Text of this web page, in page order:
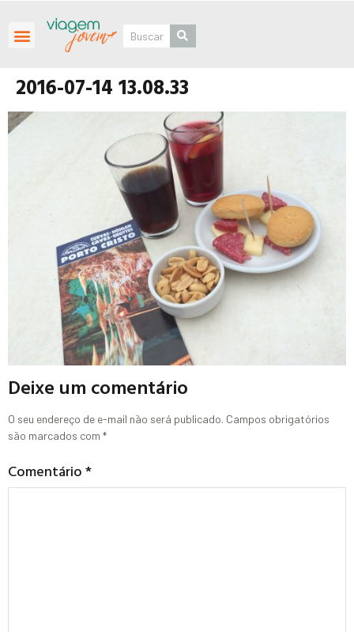
2016-07-14 13.08.33
Deixe um comentário
O seu endereço de e-mail não será publicado. Campos obrigatórios
são marcados com *
Comentário*